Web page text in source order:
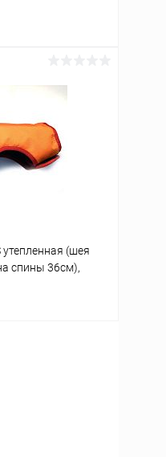
Сравнение
В наличии
(шея
спины 36см),